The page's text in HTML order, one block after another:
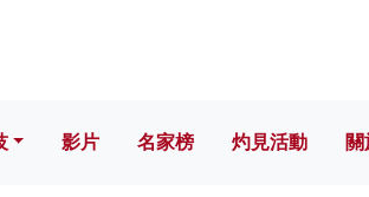
影片 名家榜 灼見活動